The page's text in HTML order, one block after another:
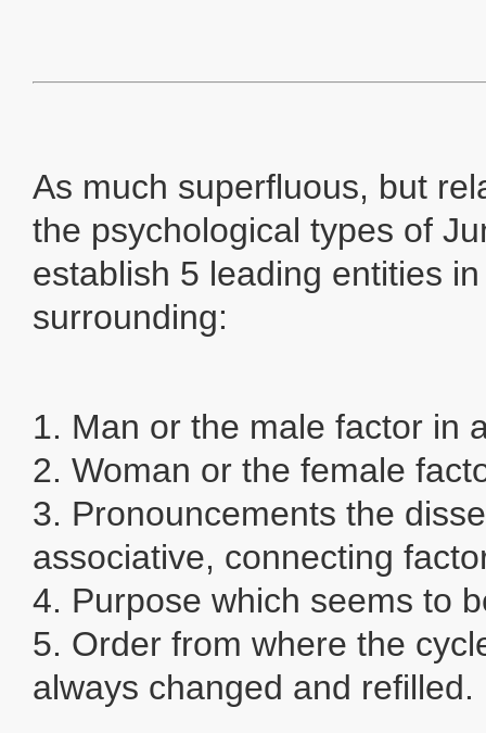
As much superfluous, but
the psychological types of
establish 5 leading entities
surrounding:
1. Man or the male factor in
2. Woman or the female
3. Pronouncements the
associative, connecting
4. Purpose which seems to
5. Order from where the
always changed and refilled.